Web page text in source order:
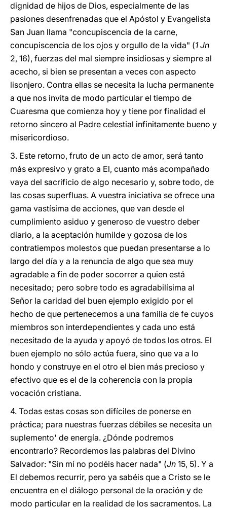
dignidad de hijos de Dios, especialmente de las
pasiones desenfrenadas que el Apóstol y Evangelista
San Juan llama "concupiscencia de la carne,
concupiscencia de los ojos y orgullo de la vida" (1 Jn
2, 16), fuerzas del mal siempre insidiosas y siempre al
acecho, si bien se presentan a veces con aspecto
lisonjero. Contra ellas se necesita la lucha permanente
a que nos invita de modo particular el tiempo de
Cuaresma que comienza hoy y tiene por finalidad el
retorno sincero al Padre celestial infinitamente bueno y
misericordioso.
3. Este retorno, fruto de un acto de amor, será tanto
más expresivo y grato a El, cuanto más acompañado
vaya del sacrificio de algo necesario y, sobre todo, de
las cosas superfluas. A vuestra iniciativa se ofrece una
gama vastísima de acciones, que van desde el
cumplimiento asiduo y generoso de vuestro deber
diario, a la aceptación humilde y gozosa de los
contratiempos molestos que puedan presentarse a lo
largo del día y a la renuncia de algo que sea muy
agradable a fin de poder socorrer a quien está
necesitado; pero sobre todo es agradabilísima al
Señor la caridad del buen ejemplo exigido por el
hecho de que pertenecemos a una familia de fe cuyos
miembros son interdependientes y cada uno está
necesitado de la ayuda y apoyó de todos los otros. El
buen ejemplo no sólo actúa fuera, sino que va a lo
hondo y construye en el otro el bien más precioso y
efectivo que es el de la coherencia con la propia
vocación cristiana.
4. Todas estas cosas son difíciles de ponerse en
práctica; para nuestras fuerzas débiles se necesita un
suplemento' de energía. ¿Dónde podremos
encontrarlo? Recordemos las palabras del Divino
Salvador: "Sin mí no podéis hacer nada" (Jn 15, 5). Y a
El debemos recurrir, pero ya sabéis que a Cristo se le
encuentra en el diálogo personal de la oración y de
modo particular en la realidad de los sacramentos. La